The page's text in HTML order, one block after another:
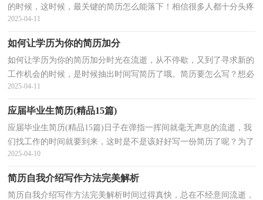
的时候，这时候，最关键的简历怎么能落下！相信很多人都十分头疼
怎么写一份精彩的简历吧，下面是小编收集整理的采购经...
2025-04-11
如何让学历为你的简历加分
如何让学历为你的简历加分时光在流逝，从不停歇，又到了寻求新的
工作机会的时候，是时候抽出时间写简历了哦。简历要怎么写？想必
这让大家都很苦恼吧，下面是小编精心整理的如何让学历...
2025-04-11
应届毕业生简历(精品15篇)
应届毕业生简历(精品15篇)日子在弹指一挥间就毫无声息的流逝，我
们找工作的时间就要到来，这时是不是该好好写一份简历了呢？为了
让您不再为写简历头疼，下面是小编收集整理的应届毕...
2025-04-10
简历自我介绍写作方法完美解析
简历自我介绍写作方法完美解析时间过得真快，总在不经意间流逝，